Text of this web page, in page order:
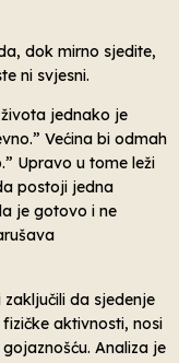
dok mirno sjedite,
ni svjesni.
jednako je
Većina bi odmah
Upravo u tome leži
postoji jedna
je gotovo i ne
da sjedenje
aktivnosti, nosi
Analiza je